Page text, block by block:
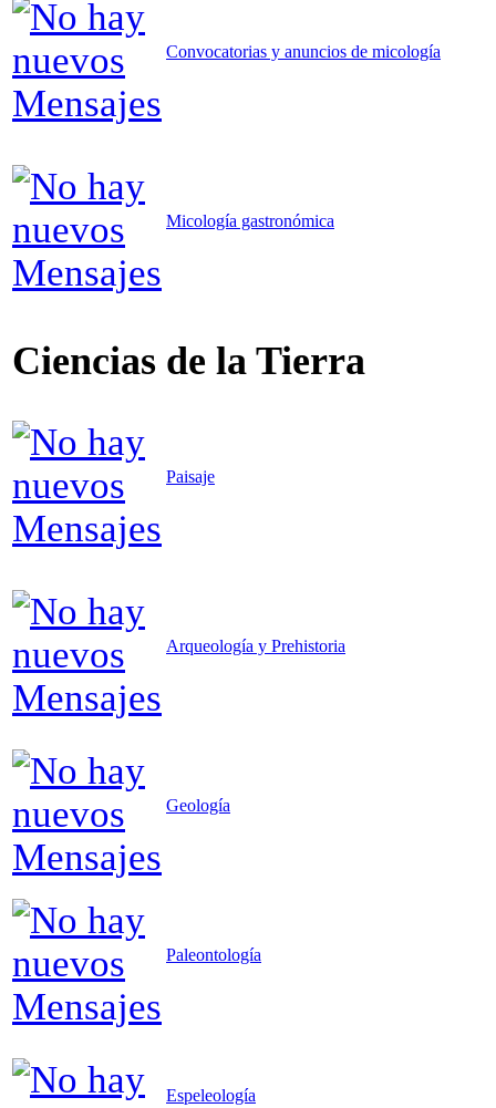
Convocatorias y anuncios de micología
Micología gastronómica
Ciencias de la Tierra
Paisaje
Arqueología y Prehistoria
Geología
Paleontología
Espeleología